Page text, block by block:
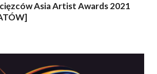
Asia Artist Awards 2021